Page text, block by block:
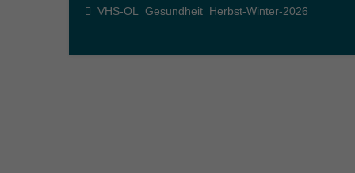
VHS-OL_Gesundheit_Herbst-Winter-2026